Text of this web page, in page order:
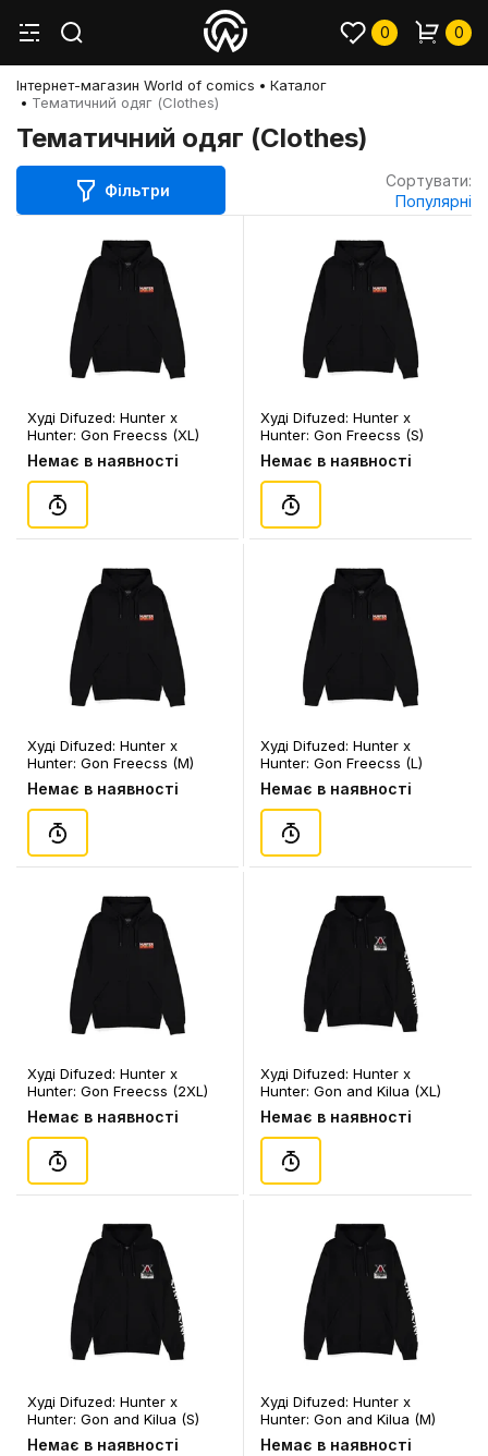
0 0
Інтернет-магазин World of comics
Каталог
Тематичний одяг (Clothes)
Тематичний одяг (Clothes)
Фільтри
Сортувати:
Популярні
Худі Difuzed: Hunter x
Hunter: Gon Freecss (XL)
(чол.), (87391)
Немає в наявності
Худі Difuzed: Hunter x
Hunter: Gon Freecss (S)
(чол.), (8736)
Немає в наявності
Худі Difuzed: Hunter x
Hunter: Gon Freecss (M)
(чол.), (87377)
Немає в наявності
Худі Difuzed: Hunter x
Hunter: Gon Freecss (L)
(чол.), (87384)
Немає в наявності
Худі Difuzed: Hunter x
Hunter: Gon Freecss (2XL)
(чол.), (87407)
Немає в наявності
Худі Difuzed: Hunter x
Hunter: Gon and Kilua (XL)
(чол.), (97567)
Немає в наявності
Худі Difuzed: Hunter x
Hunter: Gon and Kilua (S)
(чол.), (97536)
Немає в наявності
Худі Difuzed: Hunter x
Hunter: Gon and Kilua (M)
(чол.), (97543)
Немає в наявності